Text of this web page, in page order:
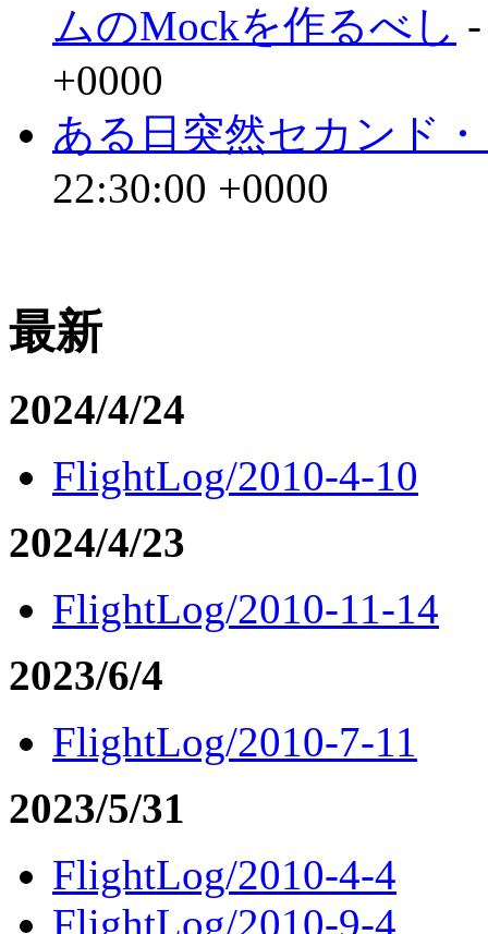
ムのMockを作るべし
+0000
ある日突然セカンド
22:30:00 +0000
最新
2024/4/24
FlightLog/2010-4-10
2024/4/23
FlightLog/2010-11-14
2023/6/4
FlightLog/2010-7-11
2023/5/31
FlightLog/2010-4-4
FlightLog/2010-9-4